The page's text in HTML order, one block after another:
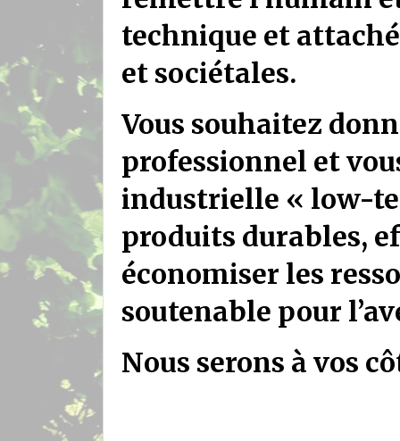
technique et
et sociétales.
Vous souhaitez
professionnel et
industrielle « low-
produits durables,
économiser les
soutenable pour
Nous serons à vos